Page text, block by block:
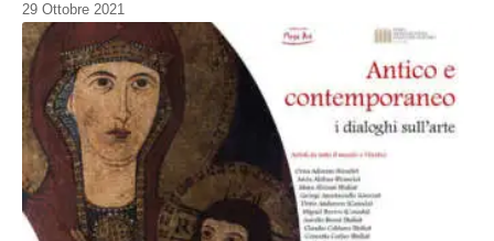
29 Ottobre 2021